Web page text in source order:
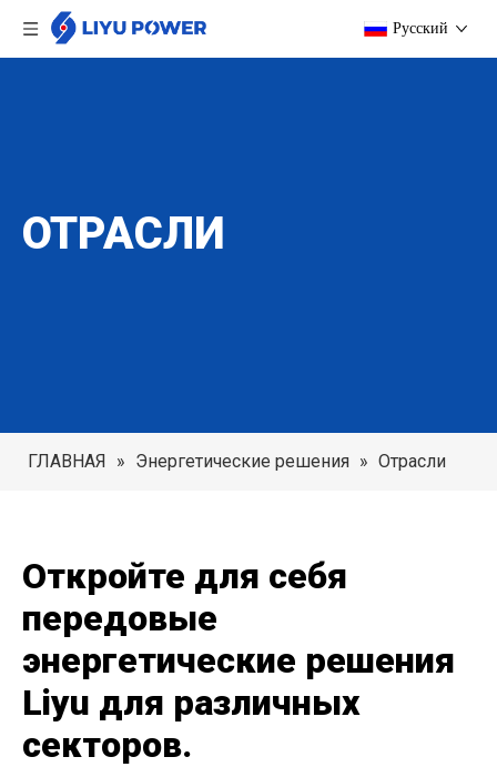
Pусский
ОТРАСЛИ
ГЛАВНАЯ » Энергетические решения » Отрасли
Откройте для себя
передовые
энергетические решения
Liyu для различных
секторов.